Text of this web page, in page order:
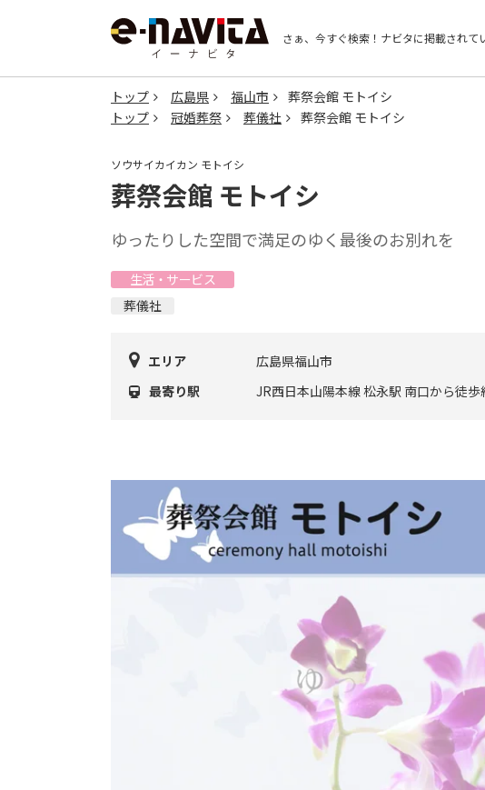
さぁ、今すぐ検索！ ナビタに掲載されて
トップ 広島県 福山市
葬祭会館 モトイシ
トップ
冠婚葬祭 葬儀社 葬祭会館 モトイシ
ソウサイカイカン モトイシ
葬祭会館 モトイシ
ゆったりした空間で満足のゆく最後のお別れを
生活・サービス
葬儀社
エリア
広島県福山市
最寄り駅
JR西日本山陽本線 松永駅 南口から徒歩